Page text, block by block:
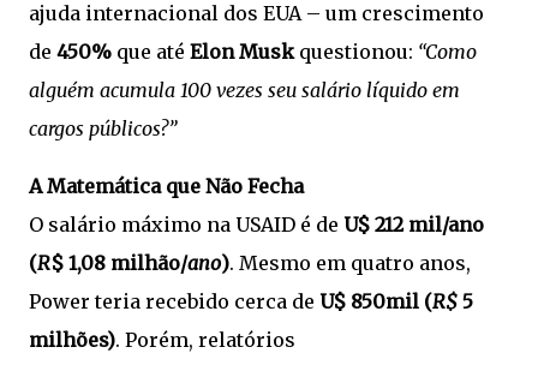
ajuda internacional dos EUA – um crescimento
de 450% que até Elon Muskquestionou: “Como
alguém acumula 100 vezes seu salário líquido em
cargos públicos?”
A Matemática que Não Fecha
O salário máximo na USAID é de U$ 212 mil/ano
(R$ 1,08 milhão/ano). Mesmo em quatro anos,
Power teria recebido cerca de U$ 850mil (R$ 5
milhões). Porém, relatórios